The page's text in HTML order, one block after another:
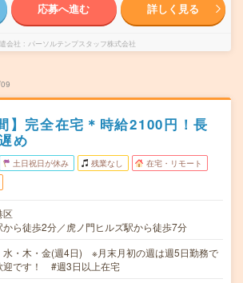
応募へ進む 詳しく見る
会社 パーソルテンプスタッフ株式会社
】完全在宅＊時給2100円！長
め
土日祝日が休み 残業なし 在宅・リモート
区
から徒歩2分／虎ノ門ヒルズ駅から徒歩7分
水・木・金(週4日) ※月末月初の週は週5日勤務で
迎です！ #週3日以上在宅